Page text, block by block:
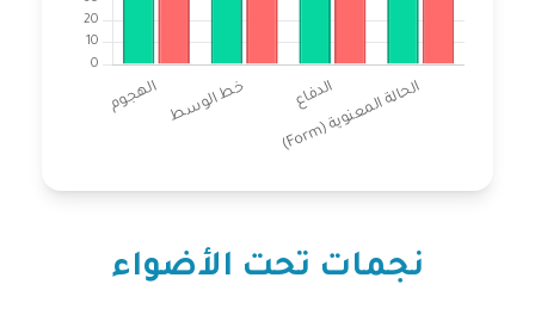
نجمات تحت الأضواء